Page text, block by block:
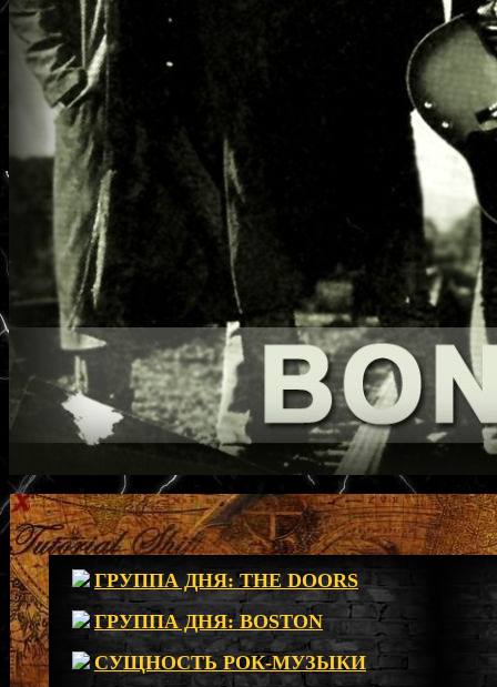
ГРУППА ДНЯ: THE DOORS
ГРУППА ДНЯ: BOSTON
СУЩНОСТЬ РОК-МУЗЫКИ